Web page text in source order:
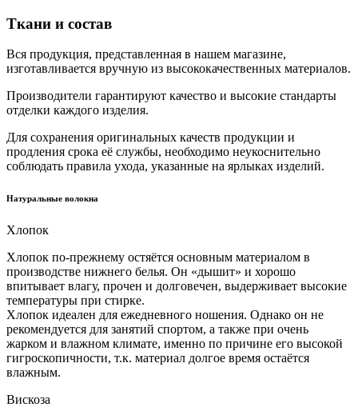
Ткани и состав
Вся продукция, представленная в нашем магазине,
изготавливается вручную из высококачественных материалов.
Производители гарантируют качество и высокие стандарты
отделки каждого изделия.
Для сохранения оригинальных качеств продукции и
продления срока её службы, необходимо неукоснительно
соблюдать правила ухода, указанные на ярлыках изделий.
Натуральные волокна
Хлопок
Хлопок по-прежнему остяётся основным материалом в
производстве нижнего белья. Он «дышит» и хорошо
впитывает влагу, прочен и долговечен, выдерживает высокие
температуры при стирке.
Хлопок идеален для ежедневного ношения. Однако он не
рекомендуется для занятий спортом, а также при очень
жарком и влажном климате, именно по причине его высокой
гигроскопичности, т.к. материал долгое время остаётся
влажным.
Вискоза